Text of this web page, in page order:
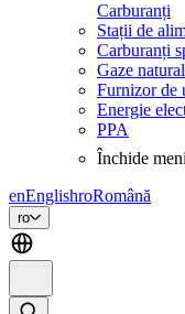
Carburanți
Stații de
Carburanți
Gaze
Furnizor de
Energie
PPA
Închide
enEnglishroRomână
ro